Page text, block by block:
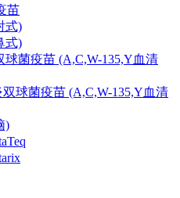
苗
式)
式)
球菌疫苗 (A,C,W-135,Y血清
双球菌疫苗 (A,C,W-135,Y血清
)